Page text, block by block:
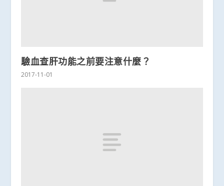
驗血查肝功能之前要注意什麼？
2017-11-01